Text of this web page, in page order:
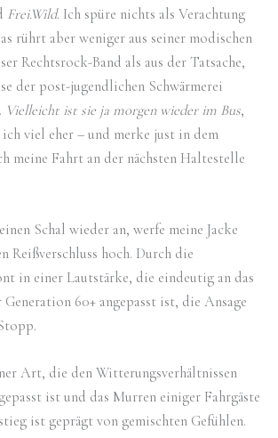
Frei.Wild. Ich spüre nichts als Verachtung
rührt aber weniger aus seiner modischen
Rechtsrock-Band als aus der Tatsache,
der post-jugendlichen Schwärmerei
Vielleicht ist sie ja morgen wieder im Bus,
viel eher – und merke just in dem
meine Fahrt an der nächsten Haltestelle
Schal wieder an, werfe meine Jacke
Reißverschluss hoch. Durch die
in einer Lautstärke, die eindeutig an das
60+ angepasst ist, die Ansage
Art, die den Witterungsverhältnissen
ist und das Murren einiger Fahrgäste
ist geprägt von gemischten Gefühlen.